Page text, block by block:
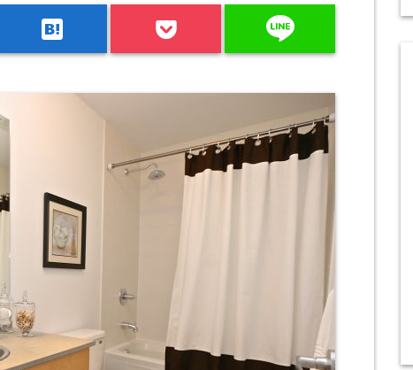
hatenabookmark line